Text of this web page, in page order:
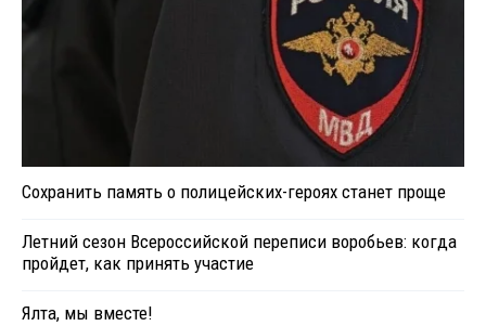
Сохранить память о полицейских-героях станет проще
Летний сезон Всероссийской переписи воробьев: когда
пройдет, как принять участие
Ялта, мы вместе!